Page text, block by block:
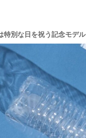
特別な日を祝う記念モデル